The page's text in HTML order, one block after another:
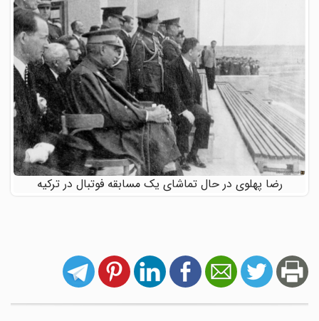
رضا پهلوی در حال تماشای یک مسابقه فوتبال در ترکیه